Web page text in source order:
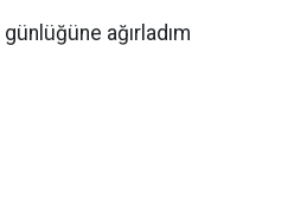
ağırladım